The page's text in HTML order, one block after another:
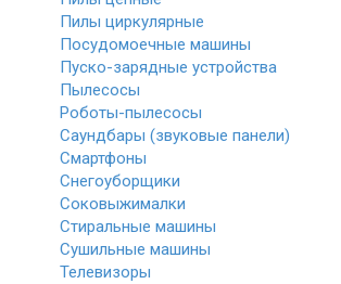
Пилы циркулярные
Посудомоечные машины
Пуско-зарядные устройства
Пылесосы
Роботы-пылесосы
Саундбары (звуковые панели)
Смартфоны
Снегоуборщики
Соковыжималки
Стиральные машины
Сушильные машины
Телевизоры